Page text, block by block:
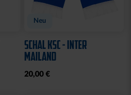
Neu
SCHAL KSC - INTER
MAILAND
20,00 €